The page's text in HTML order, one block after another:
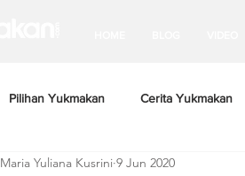
Pilihan Yukmakan Cerita Yukmakan
Maria Yuliana Kusrini 9 Jun 2020